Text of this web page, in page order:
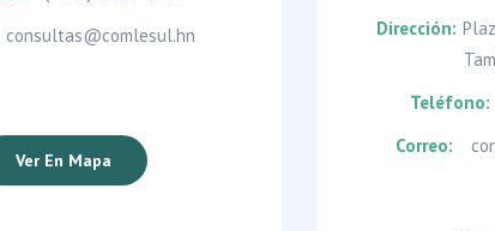
consultas@comlesul.hn
Ver En Mapa
Dirección:
Teléfono:
Correo: